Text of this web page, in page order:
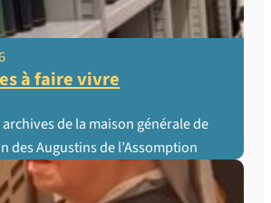
à faire vivre
de la maison générale de
des Augustins de l’Assomption